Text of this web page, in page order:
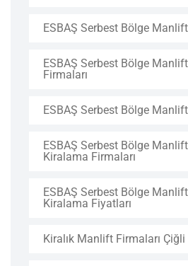
ESBAŞ Serbest Bölge
ESBAŞ Serbest Bölge
Firmaları
ESBAŞ Serbest Bölge
ESBAŞ Serbest Bölge
Kiralama Firmaları
ESBAŞ Serbest Bölge
Kiralama Fiyatları
Kiralık Manlift Firmaları Çiğli